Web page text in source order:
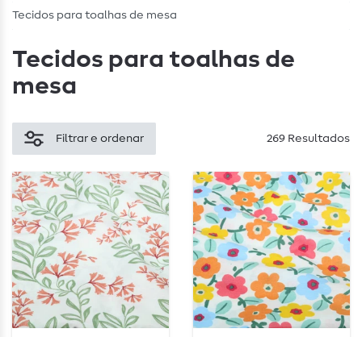
Tecidos para toalhas de mesa
Tecidos para toalhas de
mesa
Filtrar e ordenar 269 Resultados